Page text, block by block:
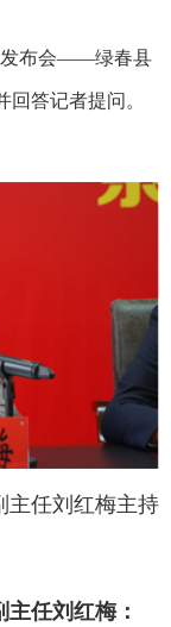
布会——绿春县
答记者提问。
主任刘红梅主持
任刘红梅：